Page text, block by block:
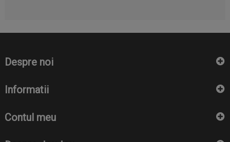
Despre noi
Informatii
Contul meu